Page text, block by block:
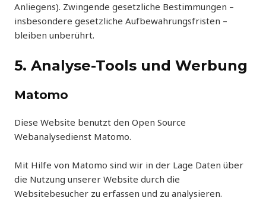
Anliegens). Zwingende gesetzliche Bestimmungen –
insbesondere gesetzliche Aufbewahrungsfristen –
bleiben unberührt.
5. Analyse-Tools und Werbung
Matomo
Diese Website benutzt den Open Source
Webanalysedienst Matomo.
Mit Hilfe von Matomo sind wir in der Lage Daten über
die Nutzung unserer Website durch die
Websitebesucher zu erfassen und zu analysieren.